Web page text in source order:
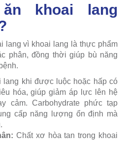
khoai lang
lang vì khoai lang là thực phẩm
phân, đồng thời giúp bù năng
lang khi được luộc hoặc hấp có
hóa, giúp giảm áp lực lên hệ
cảm. Carbohydrate phức tạp
cấp năng lượng ổn định mà
: Chất xơ hòa tan trong khoai